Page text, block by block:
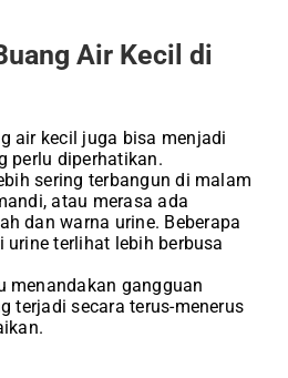
Air Kecil di
air kecil juga bisa menjadi
perlu diperhatikan.
sering terbangun di malam
atau merasa ada
dan warna urine. Beberapa
urine terlihat lebih berbusa
menandakan gangguan
terjadi secara terus-menerus